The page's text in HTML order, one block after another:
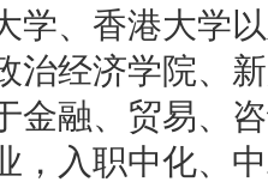
学、香港大学
治经济学院、
金融、贸易、
，入职中化、